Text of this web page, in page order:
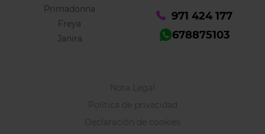
Primadonna
Freya
Janira
971 424 177
678875103
Nota Legal
Política de privacidad
Declaración de cookies